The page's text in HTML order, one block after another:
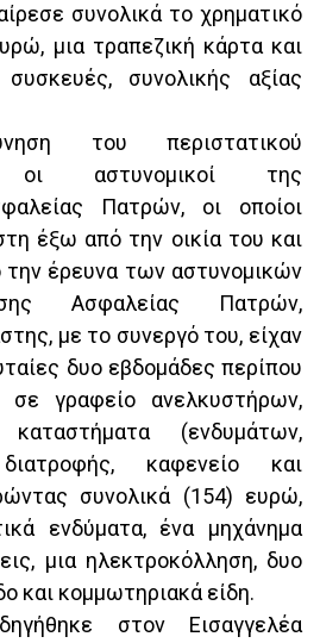
συνολικά το χρηματικό
μια τραπεζική κάρτα και
συνολικής αξίας
του περιστατικού
οι αστυνομικοί της
Πατρών, οι οποίοι
έξω από την οικία του και
την έρευνα των αστυνομικών
Ασφαλείας Πατρών,
με το συνεργό του, είχαν
δυο εβδομάδες περίπου
γραφείο ανελκυστήρων,
(ενδυμάτων,
καφενείο και
συνολικά (154) ευρώ,
ενδύματα, ένα μηχάνημα
μια ηλεκτροκόλληση, δυο
και κομμωτηριακά είδη.
στον Εισαγγελέα